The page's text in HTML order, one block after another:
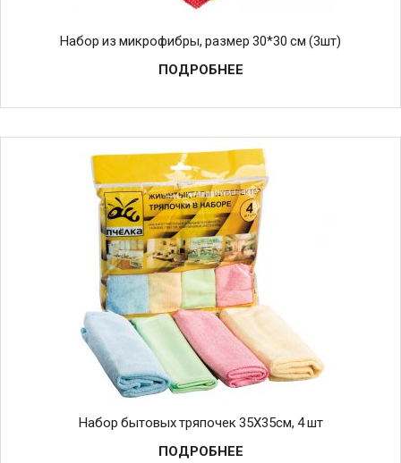
Набор из микрофибры, размер 30*30 см (3шт)
ПОДРОБНЕЕ
Набор бытовых тряпочек 35Х35см, 4 шт
ПОДРОБНЕЕ